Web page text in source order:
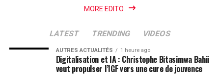
MORE EDITO
LATEST TRENDING VIDEOS
AUTRES ACTUALITÉS 1 heure ago
Digitalisation et IA : Christophe Bitasimwa Bahii
veut propulser l’IGF vers une cure de jouvence